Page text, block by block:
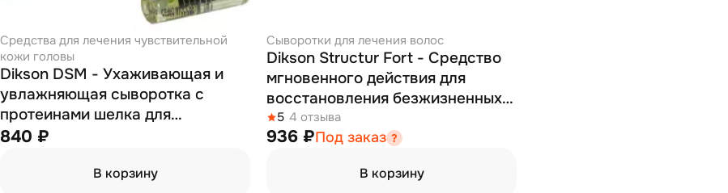
Средства для лечения чувствительной
кожи головы
Dikson DSM - Ухаживающая и
увлажняющая сыворотка с
протеинами шелка для
чувствительной кожи головы
840 ₽
В корзину
Сыворотки для лечения волос
Dikson Structur Fort - Средство
мгновенного действия для
восстановления безжизненных,
посеченных и ослабленных
волос в ампулах 10*12 мл
5 4 отзыва
936 ₽Под заказ
В корзину